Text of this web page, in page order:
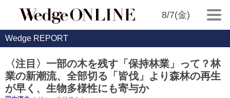
8/7(金)
Wedge REPORT
〈注目〉一部の木を残す「保持林業」って？林
業の新潮流、全部切る「皆伐」より森林の再生
が早く、生物多様性にも寄与か